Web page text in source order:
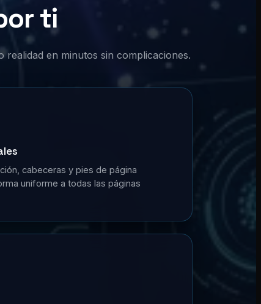
ti
en minutos sin complicaciones.
cabeceras y pies de página
uniforme a todas las páginas